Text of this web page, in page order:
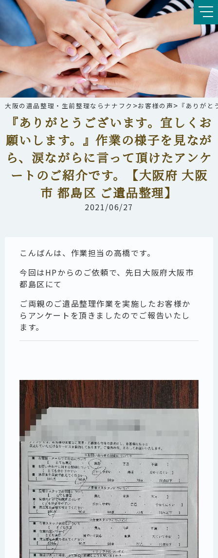
大阪の遺品整理・生前整理ならナナフク >お客様の声> 『ありが
『ありがとうございます。宜しくお
願いします。』作業の様子を見なが
ら、涙ながらに言って頂けたアンケ
ートのご紹介です。【大阪府 大阪
市 都島区 ご遺品整理】
2021/06/27
こんばんは、作業担当の高橋です。
今回はHPからのご依頼で、先日大阪府大阪市
都島区にて
ご両親のご遺品整理作業を実施したお客様か
らアンケートを頂きましたのでご報告いたし
ます。